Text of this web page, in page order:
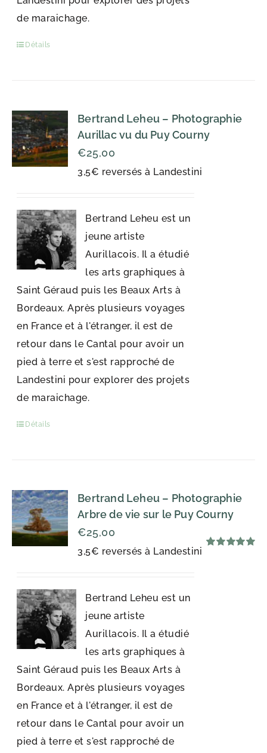
de maraichage.
Détails
Bertrand Leheu – Photographie
Aurillac vu du Puy Courny
3,5€ reversés à Landestini
€25,00
Bertrand Leheu est un
jeune artiste
Aurillacois. Il a étudié
les arts graphiques à
Saint Géraud puis les Beaux Arts à
Bordeaux. Après plusieurs voyages
en France et à l'étranger, il est de
retour dans le Cantal pour avoir un
pied à terre et s'est rapproché de
Landestini pour explorer des projets
de maraichage.
Détails
Bertrand Leheu – Photographie
Arbre de vie sur le Puy Courny
3,5€ reversés à Landestini
€25,00
Bertrand Leheu est un
jeune artiste
Aurillacois. Il a étudié
les arts graphiques à
Saint Géraud puis les Beaux Arts à
Bordeaux. Après plusieurs voyages
en France et à l'étranger, il est de
retour dans le Cantal pour avoir un
pied à terre et s'est rapproché de